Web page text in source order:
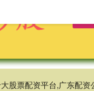
股票配资平台,广东配